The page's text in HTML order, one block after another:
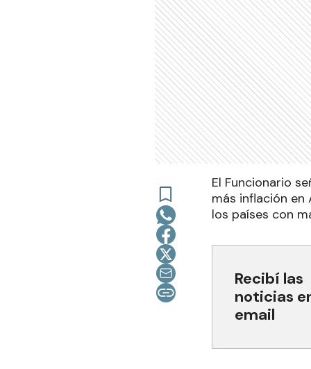
El Funcionario
más inflación en
los países con
Recibí las
noticias
email